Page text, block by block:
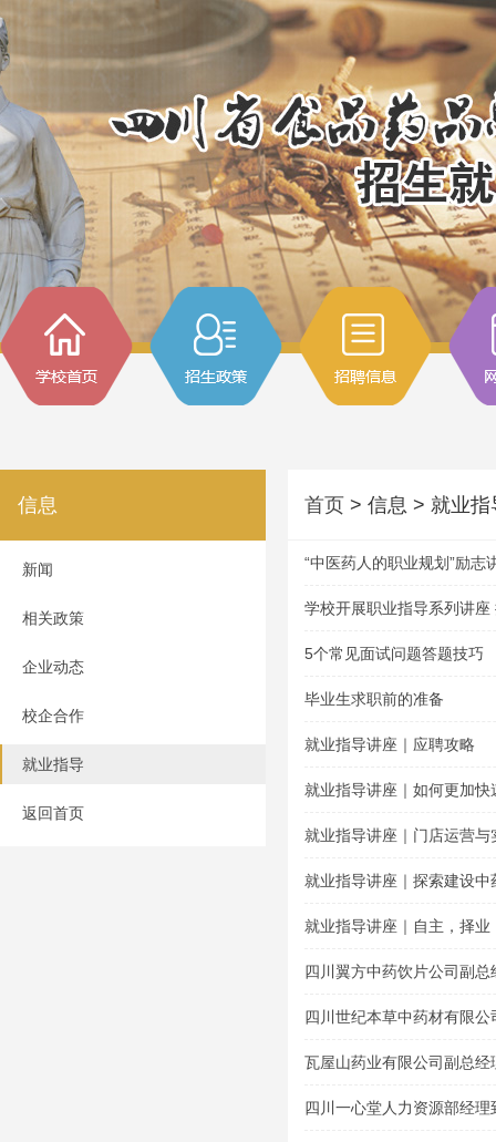
信息
新闻
相关政策
企业动态
校企合作
就业指导
返回首页
首页 > 信息 > 就业指
“中医药人的职业规划”励志
学校开展职业指导系列讲
5个常见面试问题答题技巧
毕业生求职前的准备
就业指导讲座｜应聘攻略
就业指导讲座｜如何更加快
就业指导讲座｜门店运营与
就业指导讲座｜探索建设中
就业指导讲座｜自主，择业
四川翼方中药饮片公司副
题讲座
四川世纪本草中药材有限
导专题讲座
瓦屋山药业有限公司副总
讲座
四川一心堂人力资源部经